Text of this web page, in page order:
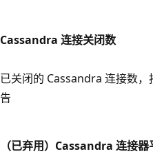
Cassandra 连接关闭数
已关闭的 Cassandra 连接数，
告
（已弃用）Cassandra 连接器